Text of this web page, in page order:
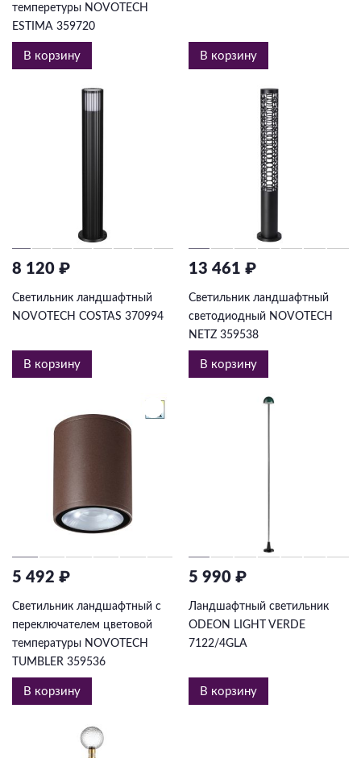
темперетуры NOVOTECH
ESTIMA 359720
В корзину В корзину
8 120 ₽
Светильник ландшафтный
NOVOTECH COSTAS 370994
В корзину
13 461 ₽
Светильник ландшафтный
светодиодный NOVOTECH
NETZ 359538
В корзину
5 492 ₽
Светильник ландшафтный с
переключателем цветовой
температуры NOVOTECH
TUMBLER 359536
В корзину
5 990 ₽
Ландшафтный светильник
ODEON LIGHT VERDE
7122/4GLA
В корзину